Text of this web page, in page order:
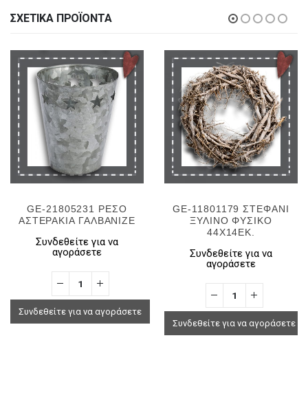
ΣΧΕΤΙΚΆ ΠΡΟΪΌΝΤΑ
GE-21805231 ΡΕΣΟ
ΑΣΤΕΡΑΚΙΑ ΓΑΛΒΑΝΙΖΕ
Συνδεθείτε για να
αγοράσετε
Συνδεθείτε για να αγοράσετε
GE-11801179 ΣΤΕΦΑΝΙ
ΞΥΛΙΝΟ ΦΥΣΙΚΟ
44Χ14ΕΚ.
Συνδεθείτε για να
αγοράσετε
Συνδεθείτε για να αγοράσετε